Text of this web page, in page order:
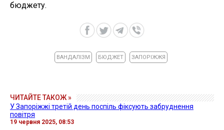
бюджету.
ВАНДАЛІЗМ БЮДЖЕТ ЗАПОРІЖЖЯ
ЧИТАЙТЕ ТАКОЖ »
У Запоріжжі третій день поспіль фіксують забруднення
повітря
19 червня 2025, 08:53